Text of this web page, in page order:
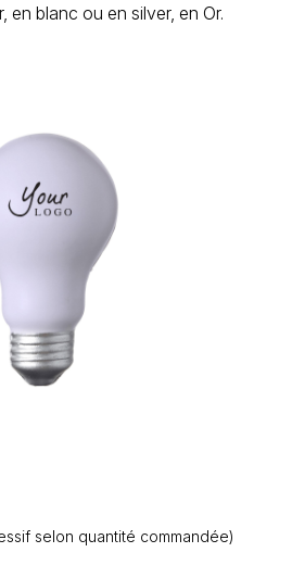
selon quantité commandée)
en blanc ou en silver, en Or.